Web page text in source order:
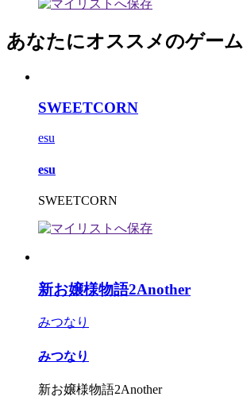
あなたにオススメのゲーム
SWEETCORN
esu
esu
SWEETCORN
新お嬢様物語2Another
みつなり
みつなり
新お嬢様物語2Another